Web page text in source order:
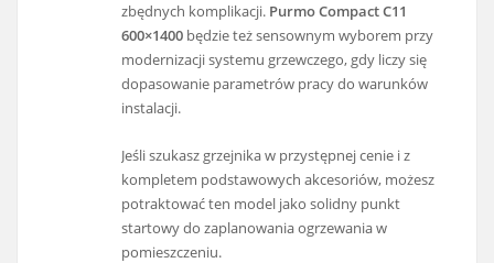
zbędnych komplikacji. Purmo Compact C11
600×1400 będzie też sensownym wyborem przy
modernizacji systemu grzewczego, gdy liczy się
dopasowanie parametrów pracy do warunków
instalacji.
Jeśli szukasz grzejnika w przystępnej cenie i z
kompletem podstawowych akcesoriów, możesz
potraktować ten model jako solidny punkt
startowy do zaplanowania ogrzewania w
pomieszczeniu.